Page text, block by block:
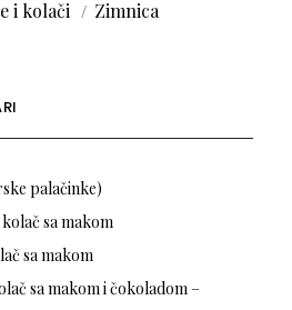
i kolači Zimnica
palačinke)
sa makom
sa makom
sa makom i čokoladom –